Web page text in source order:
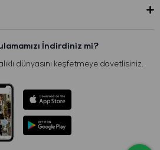
İndirdiniz mi?
dünyasını keşfetmeye davetlisiniz.